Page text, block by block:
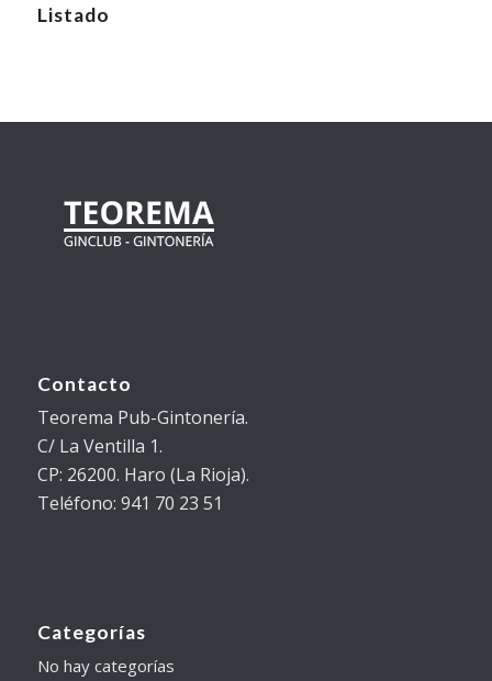
Listado
Contacto
Teorema Pub-Gintonería.
C/ La Ventilla 1.
CP: 26200. Haro (La Rioja).
Teléfono: 941 70 23 51
Categorías
No hay categorías